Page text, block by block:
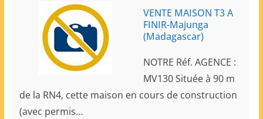
VENTE MAISON T3 A
FINIR-Majunga
(Madagascar)
NOTRE Réf. AGENCE :
MV130 Située à 90 m
de la RN4, cette maison en cours de construction
(avec permis…